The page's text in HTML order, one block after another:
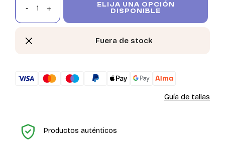
ELIJA UNA OPCIÓN
DISPONIBLE
Fuera de stock
Guía de tallas
Productos auténticos